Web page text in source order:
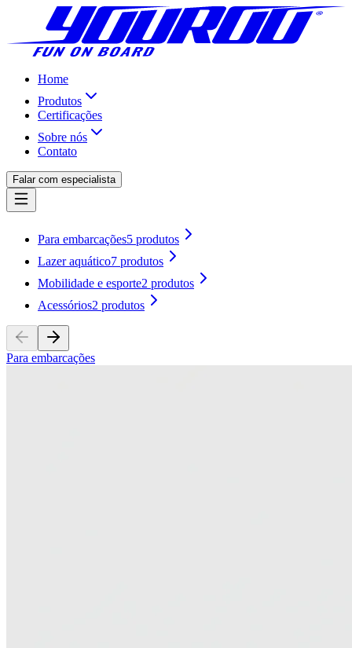
Home
Produtos
Certificações
Sobre nós
Contato
Falar com especialista
Para embarcações5 produtos
Lazer aquático7 produtos
Mobilidade e esporte2 produtos
Acessórios2 produtos
Para embarcações